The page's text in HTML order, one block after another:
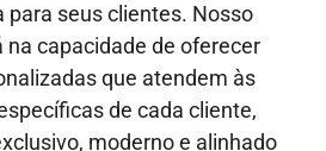
para seus clientes. Nosso
capacidade de oferecer
que atendem às
de cada cliente,
moderno e alinhado